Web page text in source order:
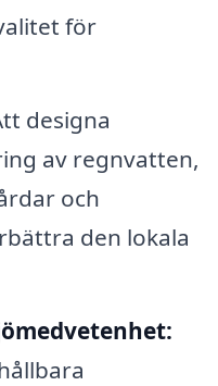
för
designa
av regnvatten,
och
den lokala